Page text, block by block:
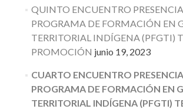
QUINTO ENCUENTRO
PROGRAMA DE FORMACIÓN EN
TERRITORIAL INDÍGENA (PFGTI)
PROMOCIÓN junio 19, 2023
CUARTO ENCUENTRO
PROGRAMA DE FORMACIÓN EN
TERRITORIAL INDÍGENA (PFGTI)